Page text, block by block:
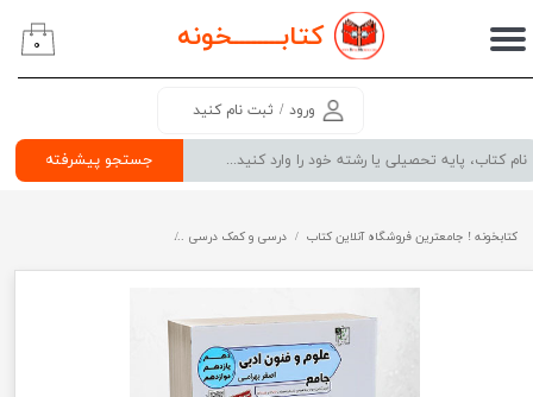
کتابــــــــخونه
جستجو پیشرفته
ورود / ثبت نام کنید
حساب کاربری من
سفارشات
۰
کتابخونه ! جامعترین فروشگاه آنلاین کتاب درسی و کمک درسی